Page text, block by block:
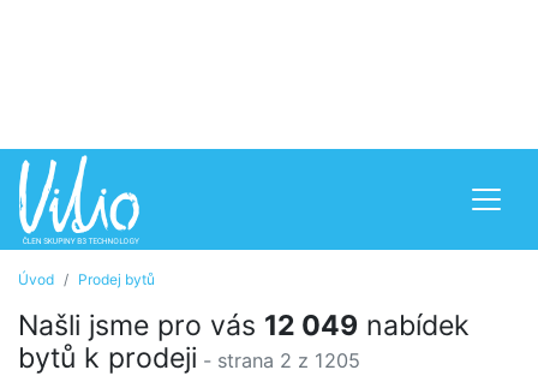
Úvod Prodej bytů
Našli jsme pro vás 12 049 nabídek
bytů k prodeji - strana 2 z 1205